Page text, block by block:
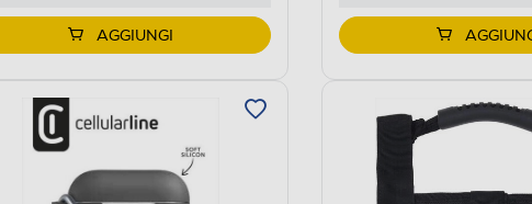
AGGIUNGI